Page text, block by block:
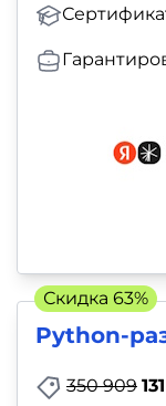
Python-
350 909
Скидка 63%